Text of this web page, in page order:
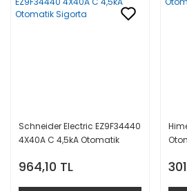
Schneider Electric EZ9F34440
4X40A C 4,5kA Otomatik
964,10 TL